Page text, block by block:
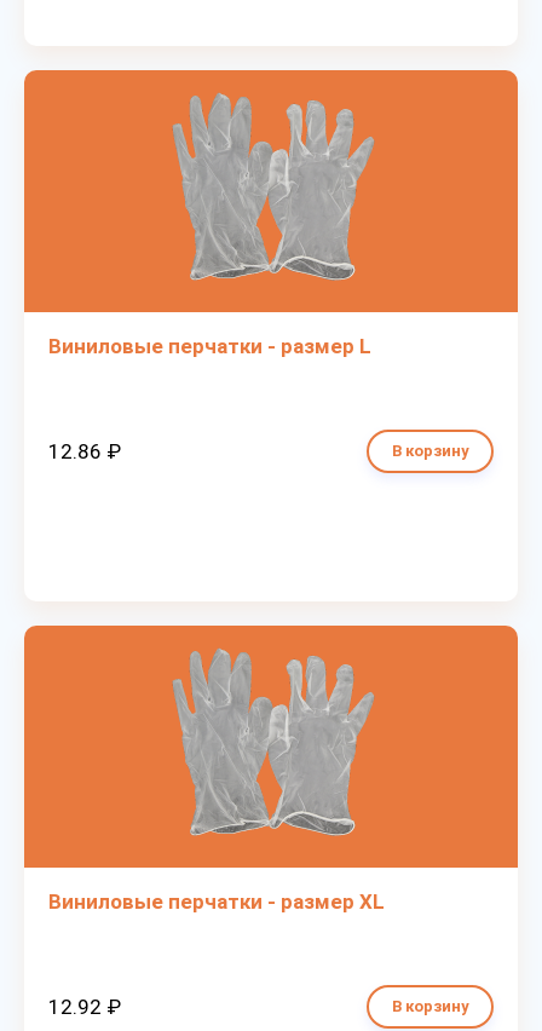
Виниловые перчатки - размер L
12.86 ₽ В корзину
Виниловые перчатки - размер XL
12.92 ₽ В корзину